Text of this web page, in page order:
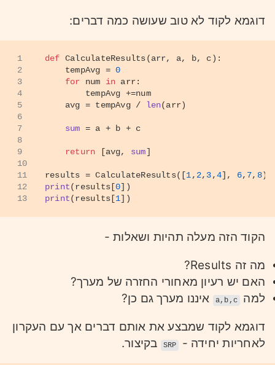
דוגמא לקוד לא טוב שעושה כמה דברים:
1
2
3
4
5
6
7
8
9
10
11
12
13
def CalculateResults(arr, a, b, c):
    tempAvg =
0
for
num in arr:
        tempAvg +=num
    avg = tempAvg /
len(arr)
sum = a + b + c
return [avg, sum]
results = CalculateResults([1, 2, 3,4], 6, 7, 8)
print(results[0])
print(results[1])
הקוד הזה מעלה תהיות ושאלות -
מה זה Results?
האם יש רעיון מאחורי החזרה של מערך?
למה
a,b,c
איננו מערך גם כן?
דוגמא לקוד שמבצע את אותם דברים אך עם העקרון
לאחריות יחידה -
SRP בקיצור.